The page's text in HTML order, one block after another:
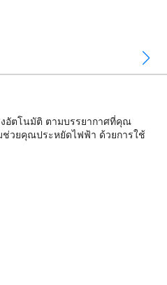
งอัตโนมัติ ตามบรรยากาศที่คุณ
ช่วยคุณประหยัดไฟฟ้า ด้วยการใช้